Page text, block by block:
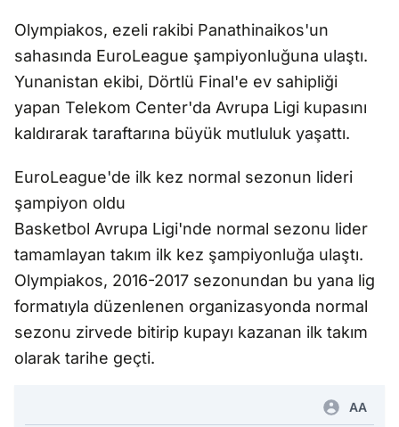
Olympiakos, ezeli rakibi Panathinaikos'un
sahasında EuroLeague şampiyonluğuna ulaştı.
Yunanistan ekibi, Dörtlü Final'e ev sahipliği
yapan Telekom Center'da Avrupa Ligi kupasını
kaldırarak taraftarına büyük mutluluk yaşattı.
EuroLeague'de ilk kez normal sezonun lideri
şampiyon oldu
Basketbol Avrupa Ligi'nde normal sezonu lider
tamamlayan takım ilk kez şampiyonluğa ulaştı.
Olympiakos, 2016-2017 sezonundan bu yana lig
formatıyla düzenlenen organizasyonda normal
sezonu zirvede bitirip kupayı kazanan ilk takım
olarak tarihe geçti.
AA